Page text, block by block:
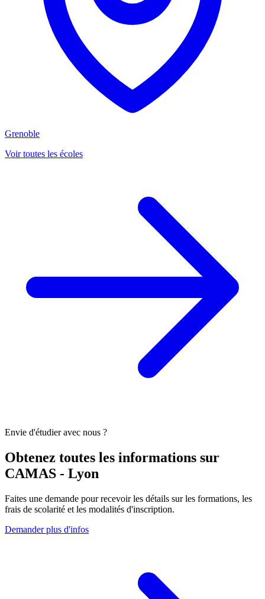
Grenoble
Voir toutes les écoles
Envie d'étudier avec nous ?
Obtenez toutes les informations sur
CAMAS - Lyon
Faites une demande pour recevoir les détails sur les formations, les
frais de scolarité et les modalités d'inscription.
Demander plus d'infos